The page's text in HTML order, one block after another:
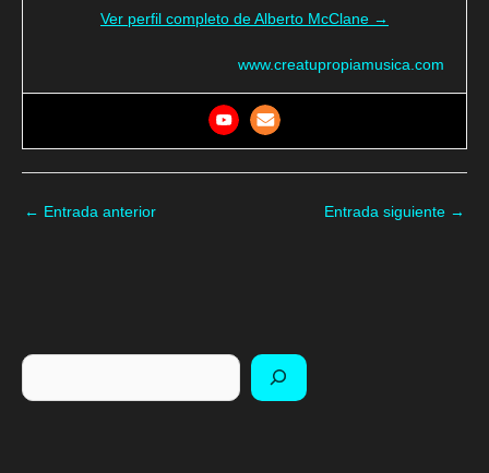
Ver perfil completo de Alberto McClane →
www.creatupropiamusica.com
← Entrada anterior Entrada siguiente →
Buscar